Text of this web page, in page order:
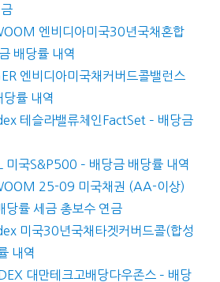
엔비디아미국30년국채혼합
배당률 내역
엔비디아미국채커버드콜밸런스
률 내역
테슬라밸류체인FactSet – 배당금
미국S&P500 – 배당금 배당률 내역
25-09 미국채권 (AA-이상)
당률 세금 총보수 연금
미국30년국채타겟커버드콜(합성
내역
대만테크고배당다우존스 – 배당